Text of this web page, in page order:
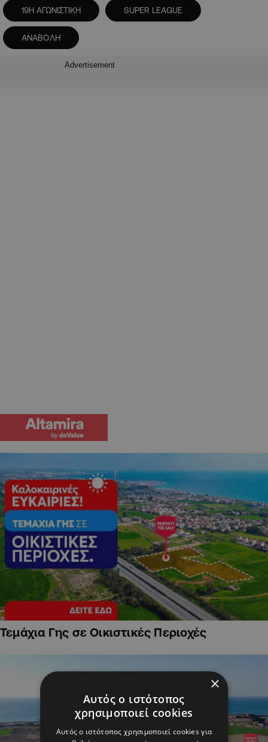
19Η ΑΓΩΝΙΣΤΙΚΗ SUPER LEAGUE
ΑΝΑΒΟΛΗ
Advertisement
Τεμάχια Γης σε Οικιστικές Περιοχές
×
Αυτός ο ιστότοπος
χρησιμοποιεί cookies
Αυτός ο ιστότοπος χρησιμοποιεί cookies για